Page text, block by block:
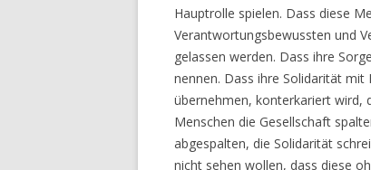
Hauptrolle spielen. Dass diese
Verantwortungsbewussten und
gelassen werden. Dass ihre
nennen. Dass ihre Solidarität
übernehmen, konterkariert wird,
Menschen die Gesellschaft
abgespalten, die Solidarität
nicht sehen wollen, dass diese